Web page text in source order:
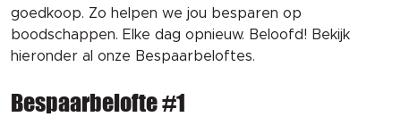
goedkoop. Zo helpen we jou besparen op
boodschappen. Elke dag opnieuw. Beloofd! Bekijk
hieronder al onze Bespaarbeloftes.
Bespaarbelofte #1